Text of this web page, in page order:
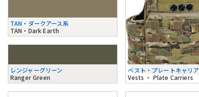
TAN・ダークアース系
TAN・Dark Earth
レンジャーグリーン
Ranger Green
ベスト・プレートキャリア
Vests ・ Plate Carriers